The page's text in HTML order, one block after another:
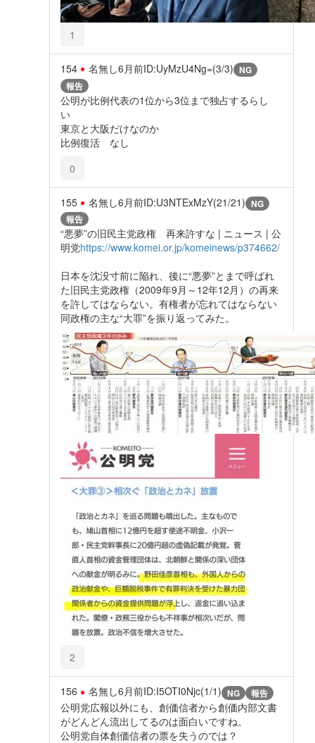
1
154 名無し6月前ID:UyMzU4Ng=(3/3) NG
報告
公明が比例代表の1位から3位まで独占するらし
い
東京と大阪だけなのか
比例復活 なし
0
155 名無し6月前ID:U3NTExMzY(21/21) NG
報告
“悪夢”の旧民主党政権 再来許すな | ニュース | 公
明党https://www.komei.or.jp/komeinews/p374662/
日本を沈没寸前に陥れ、後に“悪夢”とまで呼ばれ
た旧民主党政権（2009年9月～12年12月）の再来
を許してはならない。有権者が忘れてはならない
同政権の主な“大罪”を振り返ってみた。
2
156 名無し6月前ID:I5OTI0Njc(1/1) NG 報告
公明党広報以外にも、創価信者から創価内部文書
がどんどん流出してるのは面白いですね。
公明党自体創価信者の票を失うのでは？